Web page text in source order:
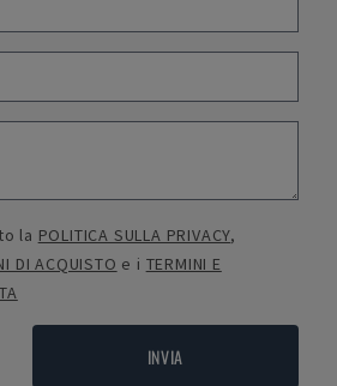
la POLITICA SULLA PRIVACY,
DI ACQUISTO e i TERMINI E
INVIA